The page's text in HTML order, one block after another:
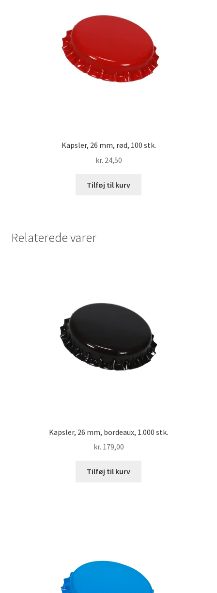
Kapsler, 26 mm, rød, 100 stk.
kr. 24,50
Tilføj til kurv
Relaterede varer
Kapsler, 26 mm, bordeaux, 1.000 stk.
kr. 179,00
Tilføj til kurv